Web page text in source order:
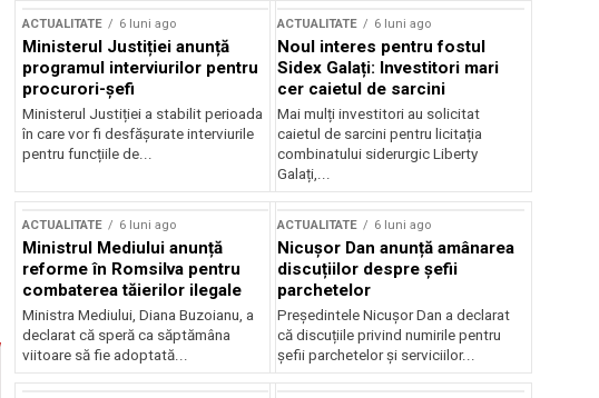
ACTUALITATE 6 luni ago
Ministerul Justiției anunță
programul interviurilor pentru
procurori-șefi
Ministerul Justiției a stabilit perioada
în care vor fi desfășurate interviurile
pentru funcțiile de...
ACTUALITATE 6 luni ago
Noul interes pentru fostul
Sidex Galați: Investitori mari
cer caietul de sarcini
Mai mulți investitori au solicitat
caietul de sarcini pentru licitația
combinatului siderurgic Liberty
Galați,...
ACTUALITATE 6 luni ago
Ministrul Mediului anunță
reforme în Romsilva pentru
combaterea tăierilor ilegale
Ministra Mediului, Diana Buzoianu, a
declarat că speră ca săptămâna
viitoare să fie adoptată...
ACTUALITATE 6 luni ago
Nicușor Dan anunță amânarea
discuțiilor despre șefii
parchetelor
Președintele Nicușor Dan a declarat
că discuțiile privind numirile pentru
șefii parchetelor și serviciilor...